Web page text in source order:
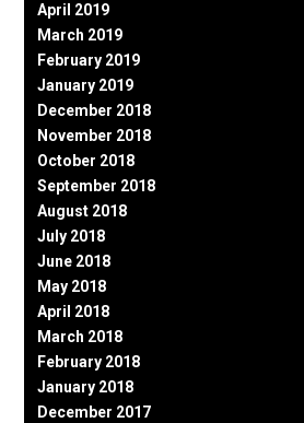
April 2019
March 2019
February 2019
January 2019
December 2018
November 2018
October 2018
September 2018
August 2018
July 2018
June 2018
May 2018
April 2018
March 2018
February 2018
January 2018
December 2017